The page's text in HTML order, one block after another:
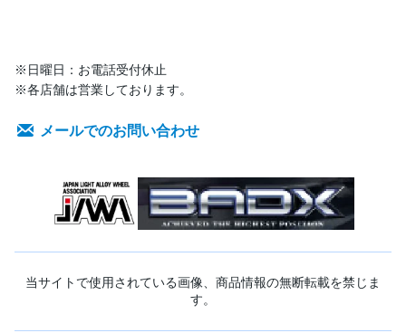
※日曜日：お電話受付休止
※各店舗は営業しております。
メールでのお問い合わせ
当サイトで使用されている画像、商品情報の無断転載を禁じま
す。